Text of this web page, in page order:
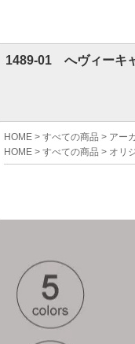
1489-01 へヴィーキ
HOME >すべての商品 > アー
HOME >すべての商品 > オリ